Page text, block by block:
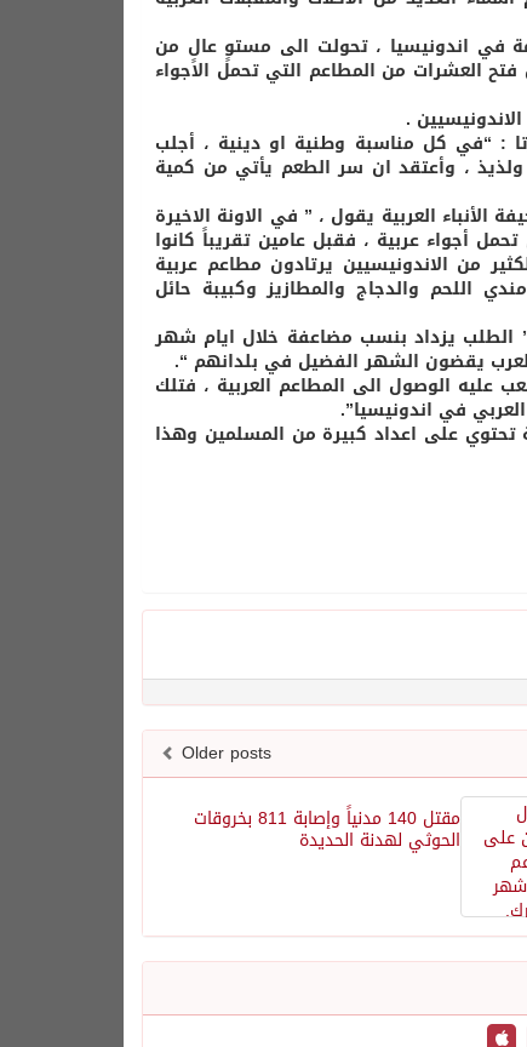
في اندونيسيا ، تحولت الى مستوٍ عالٍ من
فتح العشرات من المطاعم التي تحمل الاجواء
.
: “في كل مناسبة وطنية او دينية ، أجلب
، وأعتقد ان سر الطعم يأتي من كمية
العربية يقول ، ” في الاونة الاخيرة
أجواء عربية ، فقبل عامين تقريباً كانوا
من الاندونيسيين يرتادون مطاعم عربية
اللحم والدجاج والمطازيز وكبيبة حائل
يزداد بنسب مضاعفة خلال ايام شهر
عليه الوصول الى المطاعم العربية ، فتلك
في اندونيسيا”.
تحتوي على اعداد كبيرة من المسلمين وهذا
Older posts
مقتل 140 مدنياً وإصابة 811 بخروقات
الحوثي لهدنة الحديدة